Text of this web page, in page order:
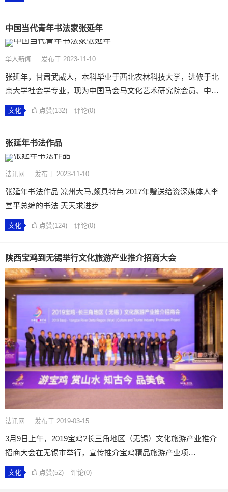
中国当代青年书法家张延年
华人新闻 发布于 2023-11-10
张延年，甘肃武威人，本科毕业于西北农林科技大学，进修于北
京大学社会学专业，现为中国马会马文化艺术研究院会员、中…
文化 点赞(132) 评论(0)
张延年书法作品
法讯网 发布于 2023-11-10
张延年书法作品 凉州大马,颇具特色 2017年赠送给资深媒体人李
堂平总编的书法 天天求进步
文化 点赞(124) 评论(0)
陕西宝鸡到无锡举行文化旅游产业推介招商大会
法讯网 发布于 2019-03-15
3月9日上午，2019宝鸡?长三角地区（无锡）文化旅游产业推介
招商大会在无锡市举行，宣传推介宝鸡精品旅游产业项…
文化 点赞(52) 评论(0)